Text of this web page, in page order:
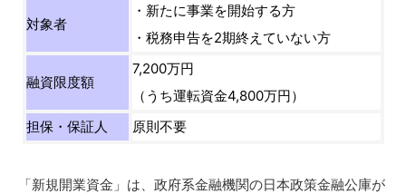
対象者
・新たに事業を開始する方
・税務申告を2期終えていない方
融資限度額
7,200万円
（うち運転資金4,800万円）
担保・保証人
原則不要
「新規開業資金」は、政府系金融機関の日本政策金融公庫が